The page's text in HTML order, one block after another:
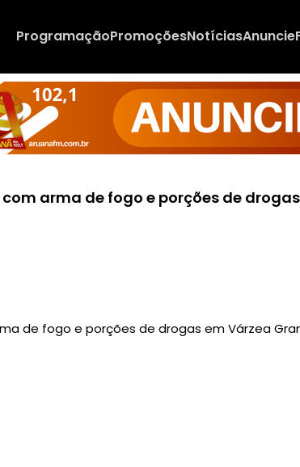
ProgramaçãoPromoçõesNotíciasAnuncie
arma de fogo e porções de
de fogo e porções de drogas em Várzea